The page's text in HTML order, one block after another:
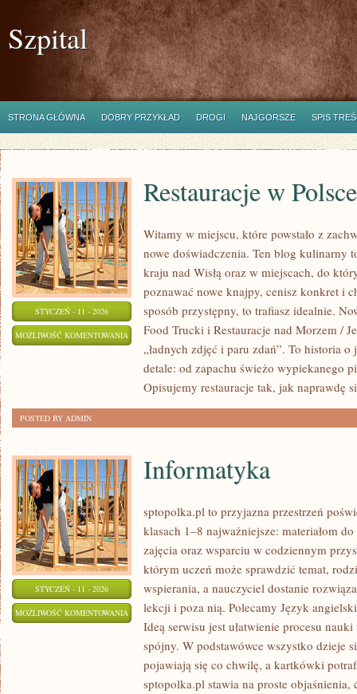
Szpital
STRONA GŁÓWNA DOBRY PRZYKŁAD DROGI NAJGORSZE SPIS
STYCZEŃ - 11 - 2026
MOŻLIWOŚĆ KOMENTOWANIA RESTAURACJE
POLSCE
Restauracje w Polsce
Witamy w miejscu, które powstało z
nowe doświadczenia. Ten blog kulinarny
kraju nad Wisłą oraz w miejscach, do
poznawać nowe knajpy, cenisz konkret i
sposób przystępny, to trafiasz idealnie.
Food Trucki i Restauracje nad Morzem /
„ładnych zdjęć i paru zdań”. To historia
detale: od zapachu świeżo wypiekanego
Opisujemy restauracje tak, jak naprawdę
POSTED BY ADMIN
STYCZEŃ - 11 - 2026
MOŻLIWOŚĆ KOMENTOWANIA INFORMATYKA
Informatyka
sptopolka.pl to przyjazna przestrzeń
klasach 1–8 najważniejsze: materiałom
zajęcia oraz wsparciu w codziennym
którym uczeń może sprawdzić temat,
wspierania, a nauczyciel dostanie
lekcji i poza nią. Polecamy Język
Ideą serwisu jest ułatwienie procesu
spójny. W podstawówce wszystko dzieje
pojawiają się co chwilę, a kartkówki
sptopolka.pl stawia na proste